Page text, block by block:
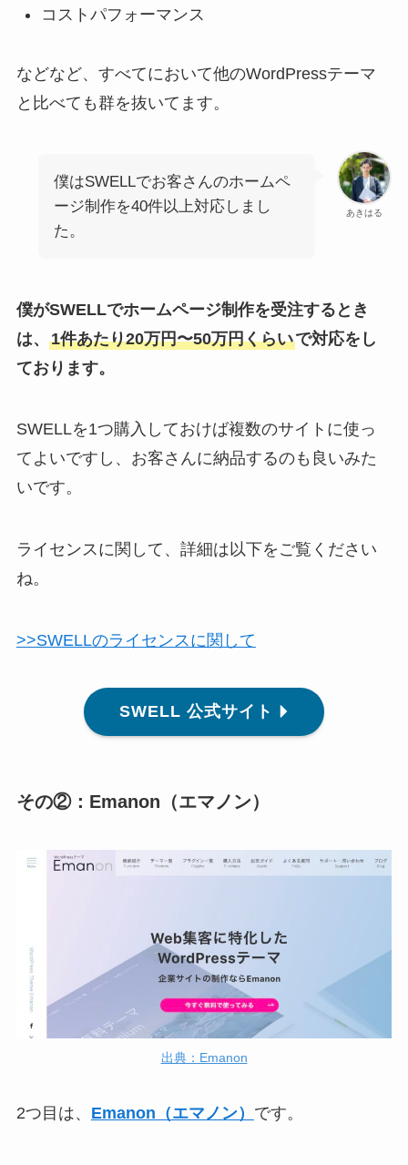
コストパフォーマンス
などなど、すべてにおいて他のWordPressテーマ
と比べても群を抜いてます。
あきはる
僕はSWELLでお客さんのホームペ
ージ制作を40件以上対応しまし
た。
僕がSWELLでホームページ制作を受注するとき
は、 1件あたり20万円〜50万円くらいで対応をし
ております。
SWELLを1つ購入しておけば複数のサイトに使っ
てよいですし、お客さんに納品するのも良いみた
いです。
ライセンスに関して、詳細は以下をご覧ください
ね。
>>SWELLのライセンスに関して
SWELL 公式サイト
その②：Emanon（エマノン）
出典：Emanon
2つ目は、 Emanon（エマノン） です。